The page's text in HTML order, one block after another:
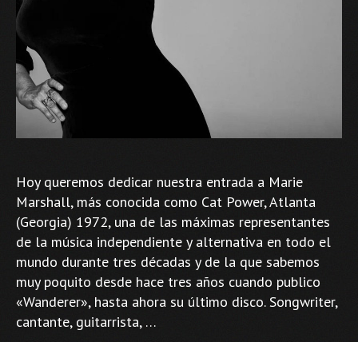
Hoy queremos dedicar nuestra entrada a Marie
Marshall, más conocida como Cat Power, Atlanta
(Georgia) 1972, una de las máximas representantes
de la música independiente y alternativa en todo el
mundo durante tres décadas y de la que sabemos
muy poquito desde hace tres años cuando publico
«Wanderer», hasta ahora su último disco. Songwriter,
cantante, guitarrista, …